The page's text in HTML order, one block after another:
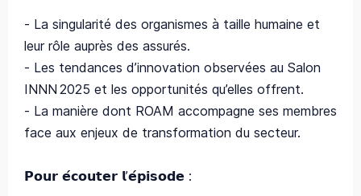
- La singularité des organismes à taille humaine et
leur rôle auprès des assurés.
- Les tendances d’innovation observées au Salon
INNN 2025 et les opportunités qu’elles offrent.
- La manière dont ROAM accompagne ses membres
face aux enjeux de transformation du secteur.
𝗣𝗼𝘂𝗿 𝗲́𝗰𝗼𝘂𝘁𝗲𝗿 𝗹’𝗲́𝗽𝗶𝘀𝗼𝗱𝗲 :